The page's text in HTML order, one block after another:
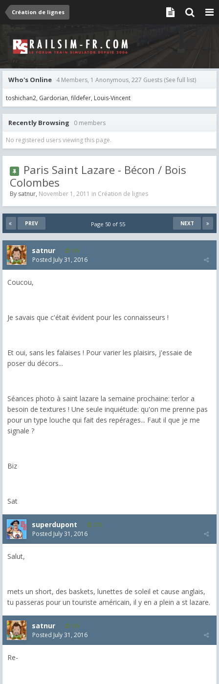
Création de lignes
Who's Online 4 Members, 1 Anonymous, 227 Guests (See full list)
toshichan2 Gardorian fildefer Louis-Vincent
Recently Browsing 0 members
No registered users viewing this page.
Paris Saint Lazare - Bécon / Bois
Colombes
By satnur, November 1, 2011 in Création de lignes
PREV NEXT
Page 50 of 55
satnur 135
Posted July 31, 2016
Coucou,
Je savais que c'était évident pour les connaisseurs !
Et oui, sans les falaises ! Pour varier les plaisirs, j'essaie de
poser du décors...
Séances photo à saint lazare la semaine prochaine: terlor a
besoin de textures ! Une seule inquiétude: qu'on me prenne pas
pour un type louche qui fait des repérages... Faut il que je me
signale ?
Biz
Sat
superdupont 270
Posted July 31, 2016
Salut,
mets un short, des baskets, lunettes de soleil et cause anglais,
tu passeras pour un touriste américain, il y en a plein a st lazare.
satnur 135
Posted July 31, 2016
Re-